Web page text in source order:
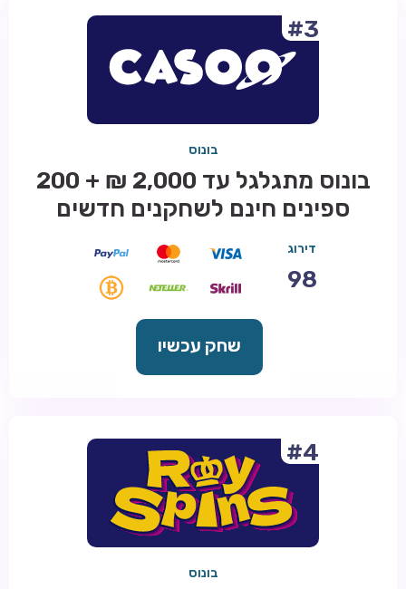
#3
בונוס
בונוס מתגלגל עד 2,000 ₪ + 200
ספינים חינם לשחקנים חדשים
דירוג
98
שחק עכשיו
#4
בונוס